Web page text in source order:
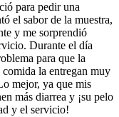
para pedir una
el sabor de la muestra,
y me sorprendió
Durante el día
para que la
la entregan muy
mejor, ya que mis
más diarrea y ¡su pelo
y el servicio!